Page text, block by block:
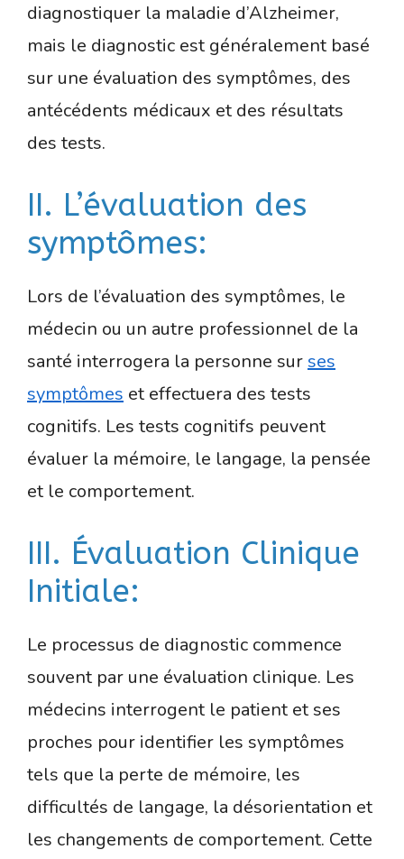
diagnostiquer la maladie d’Alzheimer,
mais le diagnostic est généralement basé
sur une évaluation des symptômes, des
antécédents médicaux et des résultats
des tests.
II. L’évaluation des
symptômes:
Lors de l’évaluation des symptômes, le
médecin ou un autre professionnel de la
santé interrogera la personne sur ses
symptômes et effectuera des tests
cognitifs. Les tests cognitifs peuvent
évaluer la mémoire, le langage, la pensée
et le comportement.
III. Évaluation Clinique
Initiale:
Le processus de diagnostic commence
souvent par une évaluation clinique. Les
médecins interrogent le patient et ses
proches pour identifier les symptômes
tels que la perte de mémoire, les
difficultés de langage, la désorientation et
les changements de comportement. Cette